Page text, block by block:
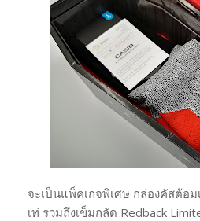
จะเป็นแพ็คเกจพิเศษ กล่องคัสต้อ
เท่ รวมถึงเข็มกลัด Redback